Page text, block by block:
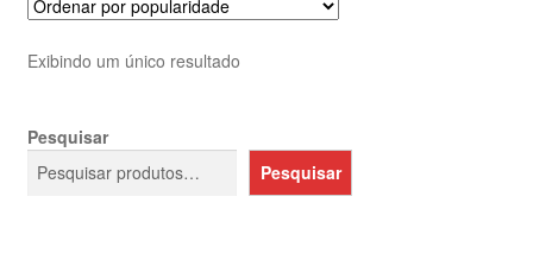
Exibindo um único resultado
Pesquisar
Pesquisar